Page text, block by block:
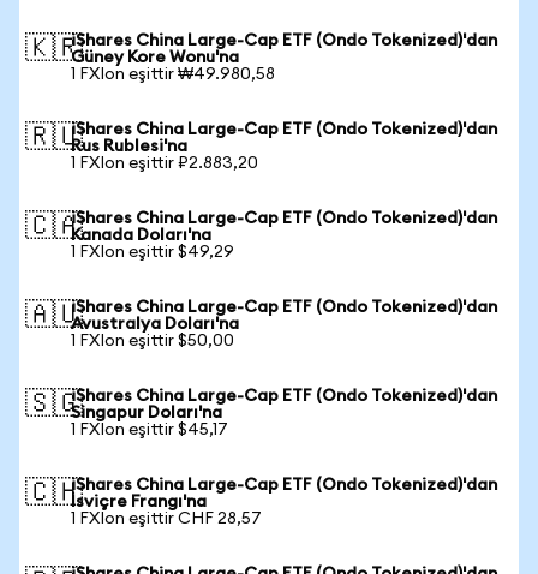
🇰🇷iShares China Large-Cap ETF (Ondo Tokenized)'dan
Güney Kore Wonu'na
1 FXIon eşittir ₩49.980,58
🇷🇺iShares China Large-Cap ETF (Ondo Tokenized)'dan
Rus Rublesi'na
1 FXIon eşittir ₽2.883,20
🇨🇦iShares China Large-Cap ETF (Ondo Tokenized)'dan
Kanada Doları'na
1 FXIon eşittir $49,29
🇦🇺iShares China Large-Cap ETF (Ondo Tokenized)'dan
Avustralya Doları'na
1 FXIon eşittir $50,00
🇸🇬iShares China Large-Cap ETF (Ondo Tokenized)'dan
Singapur Doları'na
1 FXIon eşittir $45,17
🇨🇭iShares China Large-Cap ETF (Ondo Tokenized)'dan
İsviçre Frangı'na
1 FXIon eşittir CHF 28,57